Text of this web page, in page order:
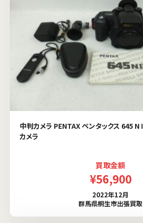
中判カメラ PENTAX ペンタックス 645 N
カメラ
買取金額
¥56,900
2022年12月
群馬県桐生市出張買取